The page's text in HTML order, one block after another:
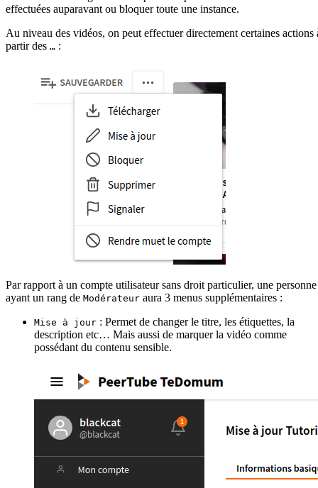
effectuées auparavant ou bloquer toute une instance.
Au niveau des vidéos, on peut effectuer directement certaines actions
partir des … :
Par rapport à un compte utilisateur sans droit particulier, une personne
ayant un rang de Modérateur aura 3 menus supplémentaires :
Mise à jour : Permet de changer le titre, les étiquettes, la
description etc… Mais aussi de marquer la vidéo comme
possédant du contenu sensible.